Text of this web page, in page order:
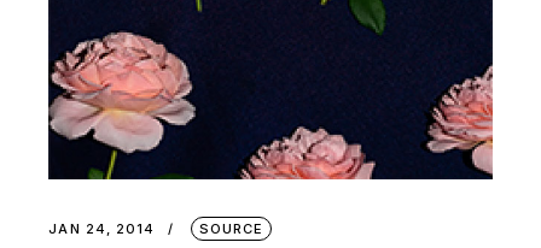
JAN 24, 2014 SOURCE